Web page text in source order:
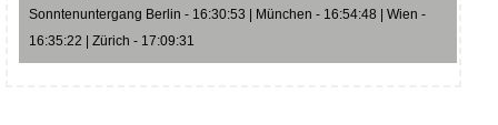
Sonntenuntergang Berlin - 16:30:53 | München - 16:54:48 | Wien -
16:35:22 | Zürich - 17:09:31